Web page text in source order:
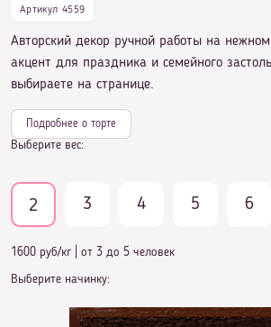
Артикул 4559
Авторский декор ручной работы на
акцент для праздника и семейного
выбираете на странице.
Подробнее о торте
Выберите вес:
2 3 4 5 6
1600 руб/кг от 3 до 5 человек
Выберите начинку: